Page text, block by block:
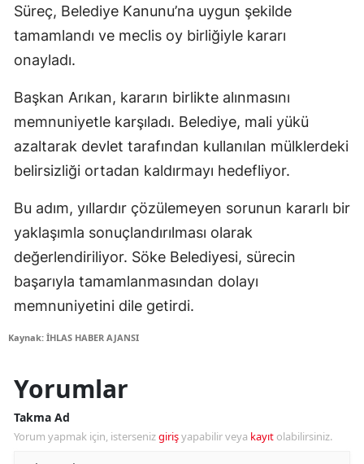
Süreç, Belediye Kanunu’na uygun şekilde
tamamlandı ve meclis oy birliğiyle kararı
onayladı.
Başkan Arıkan, kararın birlikte alınmasını
memnuniyetle karşıladı. Belediye, mali yükü
azaltarak devlet tarafından kullanılan mülklerdeki
belirsizliği ortadan kaldırmayı hedefliyor.
Bu adım, yıllardır çözülemeyen sorunun kararlı bir
yaklaşımla sonuçlandırılması olarak
değerlendiriliyor. Söke Belediyesi, sürecin
başarıyla tamamlanmasından dolayı
memnuniyetini dile getirdi.
Kaynak: İHLAS HABER AJANSI
Yorumlar
Takma Ad
Yorum yapmak için, istersenizgirişyapabilir veya kayıt olabilirsiniz.